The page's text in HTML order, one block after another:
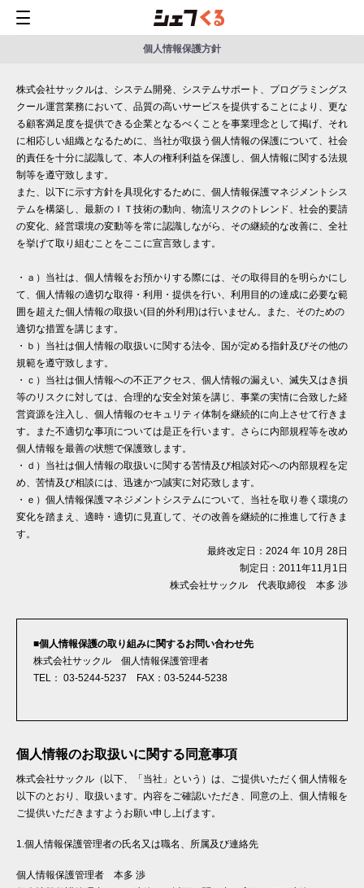
個人情報保護方針
株式会社サックルは、システム開発、システムサポート、プログラミングス
クール運営業務において、品質の高いサービスを提供することにより、更な
る顧客満足度を提供できる企業となるべくことを事業理念として掲げ、それ
に相応しい組織となるために、当社が取扱う個人情報の保護について、社会
的責任を十分に認識して、本人の権利利益を保護し、個人情報に関する法規
制等を遵守致します。
また、以下に示す方針を具現化するために、個人情報保護マネジメントシス
テムを構築し、最新のＩＴ技術の動向、物流リスクのトレンド、社会的要請
の変化、経営環境の変動等を常に認識しながら、その継続的な改善に、全社
を挙げて取り組むことをここに宣言致します。
・ａ）当社は、個人情報をお預かりする際には、その取得目的を明らかにし
て、個人情報の適切な取得・利用・提供を行い、利用目的の達成に必要な範
囲を超えた個人情報の取扱い(目的外利用)は行いません。また、そのための
適切な措置を講じます。
・ｂ）当社は個人情報の取扱いに関する法令、国が定める指針及びその他の
規範を遵守致します。
・ｃ）当社は個人情報への不正アクセス、個人情報の漏えい、滅失又はき損
等のリスクに対しては、合理的な安全対策を講じ、事業の実情に合致した経
営資源を注入し、個人情報のセキュリティ体制を継続的に向上させて行きま
す。また不適切な事項については是正を行います。さらに内部規程等を改め
個人情報を最善の状態で保護致します。
・ｄ）当社は個人情報の取扱いに関する苦情及び相談対応への内部規程を定
め、苦情及び相談には、迅速かつ誠実に対応致します。
・ｅ）個人情報保護マネジメントシステムについて、当社を取り巻く環境の
変化を踏まえ、適時・適切に見直して、その改善を継続的に推進して行きま
す。
最終改定日：2024 年 10月 28日
制定日：2011年11月1日
株式会社サックル 代表取締役 本多 渉
■個人情報保護の取り組みに関するお問い合わせ先
株式会社サックル 個人情報保護管理者
TEL： 03-5244-5237 FAX：03-5244-5238
個人情報のお取扱いに関する同意事項
株式会社サックル（以下、「当社」という）は、ご提供いただく個人情報を
以下のとおり、取扱います。内容をご確認いただき、同意の上、個人情報を
ご提供いただきますようお願い申し上げます。
1.個人情報保護管理者の氏名又は職名、所属及び連絡先
個人情報保護管理者 本多 渉